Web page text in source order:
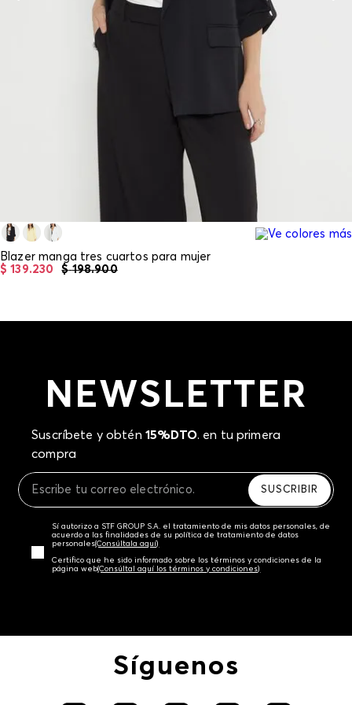
Blazer manga tres cuartos para mujer
$ 198.900
$ 139.230
NEWSLETTER
Suscríbete y obtén 15%DTO. en tu primera
compra
SUSCRIBIR
Sí autorizo a STF GROUP S.A. el tratamiento de mis datos personales, de
acuerdo a las finalidades de su política de tratamiento de datos
personales‎(Consúltala aquí)
Certifico que he sido informado sobre los términos y condiciones de la
página web‎(Consúltal aquí los términos y condiciones)
Síguenos